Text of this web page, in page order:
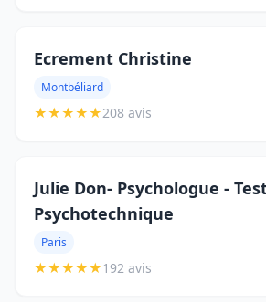
Ecrement Christine
Montbéliard
★★★★★208 avis
Julie Don- Psychologue -
Psychotechnique
Paris
★★★★★192 avis